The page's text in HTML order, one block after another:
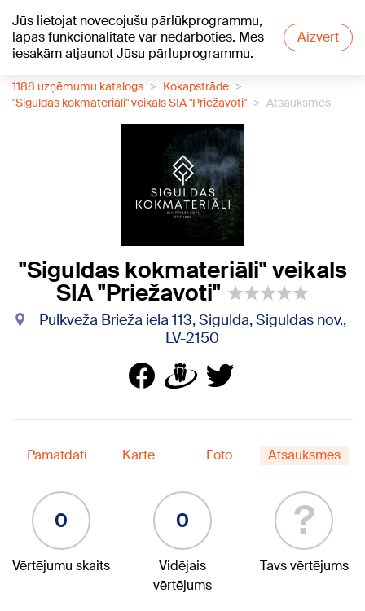
Jūs lietojat novecojušu pārlūkprogrammu,
lapas funkcionalitāte var nedarboties. Mēs
iesakām atjaunot Jūsu pārluprogrammu.
Aizvērt
+26°C
1188 uzņēmumu katalogs
Kokapstrāde
"Siguldas kokmateriāli" veikals SIA "Priežavoti"
Atsauksmes
"Siguldas kokmateriāli" veikals
SIA "Priežavoti"
Pulkveža Brieža iela 113, Sigulda, Siguldas nov.,
LV-2150
Pamatdati Karte Foto Atsauksmes
0
Vērtējumu skaits
0
Vidējais
vērtējums
?
Tavs vērtējums